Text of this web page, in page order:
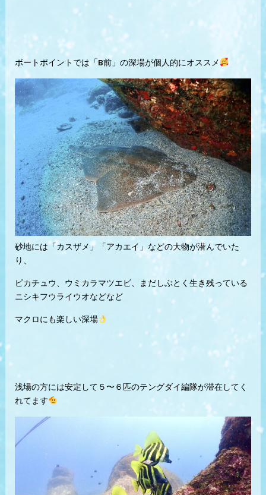
ボートポイントでは「B前」の深場が個人的にオススメ
砂地には「カスザメ」「アカエイ」などの大物が潜んでいた
り、
ピカチュウ、ウミカラマツエビ、まだしぶとく生き残っている
ニシキフウライウオなどなど
マクロにも楽しい深場
浅場の方には安定して５〜６匹のテングダイ編隊が滞在してく
れてます